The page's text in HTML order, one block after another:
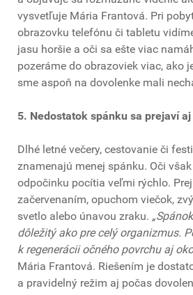
vysvetľuje Mária Frantová. Pri
obrazovku telefónu či tabletu
jasu horšie a oči sa ešte viac
pozeráme do obrazoviek viac, ako
sme aspoň na dovolenke mali
5. Nedostatok spánku sa prejaví
Dlhé letné večery, cestovanie či
znamenajú menej spánku. Oči
odpočinku pocítia veľmi rýchlo.
začervenaním, opuchom viečok,
svetlo alebo únavou zraku.
dôležitý ako pre celý organizmus.
k regenerácii očného povrchu aj
Mária Frantová. Riešením je
a pravidelný režim aj počas